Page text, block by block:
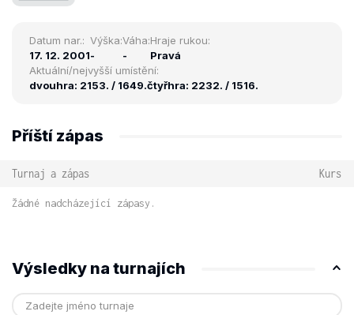
Datum nar.:
17. 12. 2001
Výška:
-
Váha:
-
Hraje rukou:
Pravá
Aktuální/nejvyšší umístění:
dvouhra: 2153. / 1649.čtyřhra: 2232. / 1516.
Příští zápas
Turnaj a zápas Kurs
Žádné nadcházející zápasy.
Výsledky na turnajích